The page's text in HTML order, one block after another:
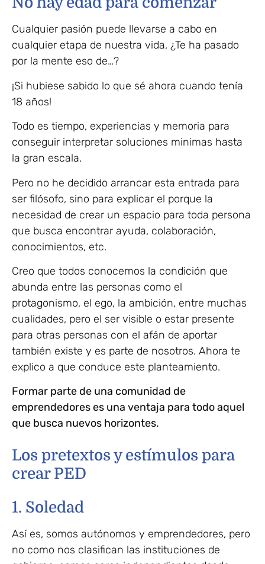
Cualquier pasión puede llevarse a cabo en
cualquier etapa de nuestra vida, ¿Te ha pasado
por la mente eso de…?
¡Si hubiese sabido lo que sé ahora cuando tenía
18 años!
Todo es tiempo, experiencias y memoria para
conseguir interpretar soluciones minimas hasta
la gran escala.
Pero no he decidido arrancar esta entrada para
ser filósofo, sino para explicar el porque la
necesidad de crear un espacio para toda persona
que busca encontrar ayuda, colaboración,
conocimientos, etc.
Creo que todos conocemos la condición que
abunda entre las personas como el
protagonismo, el ego, la ambición, entre muchas
cualidades, pero el ser visible o estar presente
para otras personas con el afán de aportar
también existe y es parte de nosotros. Ahora te
explico a que conduce este planteamiento.
Formar parte de una comunidad de
emprendedores es una ventaja para todo aquel
que busca nuevos horizontes.
Los pretextos y estímulos para
crear PED
1. Soledad
Así es, somos autónomos y emprendedores, pero
no como nos clasifican las instituciones de